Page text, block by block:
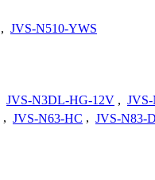
, JVS-N510-YWS
JVS-N3DL-HG-12V ,
, JVS-N63-HC , JVS-N83-